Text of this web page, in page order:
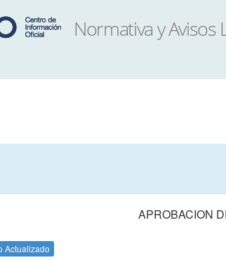
APROBACION
Actualizado